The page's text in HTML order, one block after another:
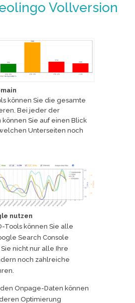
Vollversion
können Sie die gesamte
Bei jeder der
Sie auf einen Blick
Unterseiten noch
nutzen
Tools können Sie alle
Search Console
nicht nur alle Ihre
noch zahlreiche
Onpage-Daten können
Optimierung